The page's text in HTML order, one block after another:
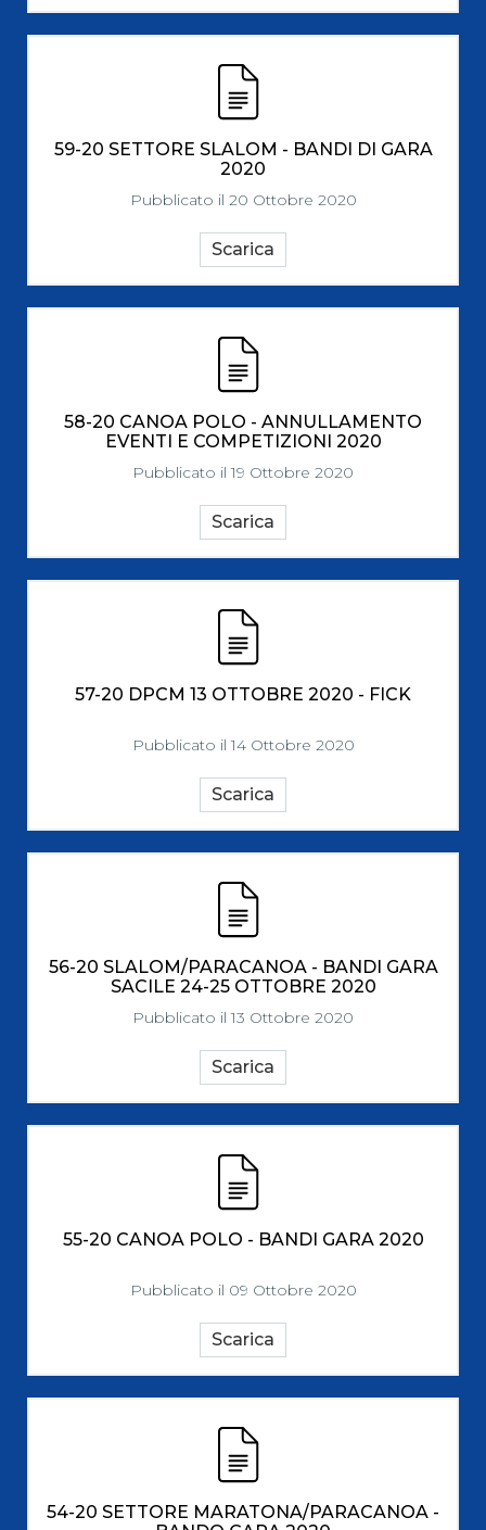
59-20 SETTORE SLALOM - BANDI DI GARA
2020
Pubblicato il 20 Ottobre 2020
Scarica
58-20 CANOA POLO - ANNULLAMENTO
EVENTI E COMPETIZIONI 2020
Pubblicato il 19 Ottobre 2020
Scarica
57-20 DPCM 13 OTTOBRE 2020 - FICK
Pubblicato il 14 Ottobre 2020
Scarica
56-20 SLALOM/PARACANOA - BANDI GARA
SACILE 24-25 OTTOBRE 2020
Pubblicato il 13 Ottobre 2020
Scarica
55-20 CANOA POLO - BANDI GARA 2020
Pubblicato il 09 Ottobre 2020
Scarica
54-20 SETTORE MARATONA/PARACANOA -